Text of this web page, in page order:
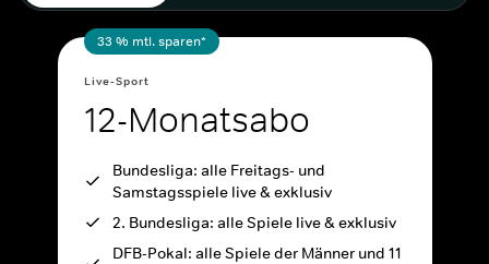
33 % mtl. sparen*
Live-Sport
12-Monatsabo
Bundesliga: alle Freitags- und
Samstagsspiele live & exklusiv
2. Bundesliga: alle Spiele live & exklusiv
DFB-Pokal: alle Spiele der Männer und 11